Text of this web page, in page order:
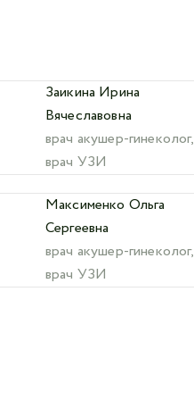
Заикина Ирина
Вячеславовна
врач акушер-гинеколог,
врач УЗИ
Максименко Ольга
Сергеевна
врач акушер-гинеколог,
врач УЗИ